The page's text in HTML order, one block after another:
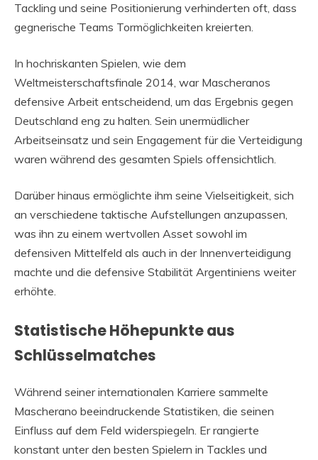
Tackling und seine Positionierung verhinderten oft, dass
gegnerische Teams Tormöglichkeiten kreierten.
In hochriskanten Spielen, wie dem
Weltmeisterschaftsfinale 2014, war Mascheranos
defensive Arbeit entscheidend, um das Ergebnis gegen
Deutschland eng zu halten. Sein unermüdlicher
Arbeitseinsatz und sein Engagement für die Verteidigung
waren während des gesamten Spiels offensichtlich.
Darüber hinaus ermöglichte ihm seine Vielseitigkeit, sich
an verschiedene taktische Aufstellungen anzupassen,
was ihn zu einem wertvollen Asset sowohl im
defensiven Mittelfeld als auch in der Innenverteidigung
machte und die defensive Stabilität Argentiniens weiter
erhöhte.
Statistische Höhepunkte aus
Schlüsselmatches
Während seiner internationalen Karriere sammelte
Mascherano beeindruckende Statistiken, die seinen
Einfluss auf dem Feld widerspiegeln. Er rangierte
konstant unter den besten Spielern in Tackles und